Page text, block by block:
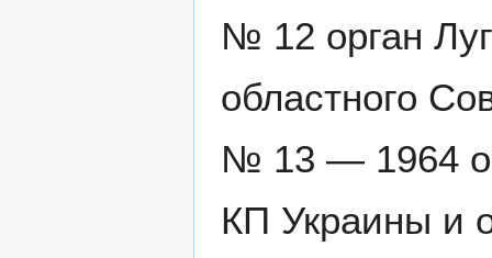
№ 12 орган
областного
№ 13 — 1964
КП Украины и